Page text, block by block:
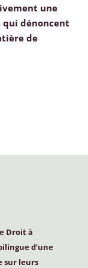
une
qui dénoncent
de
Droit à
d’une
sur leurs